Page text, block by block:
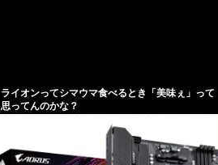
ライオンってシマウマ食べるとき「美味ぇ」って
思ってんのかな？